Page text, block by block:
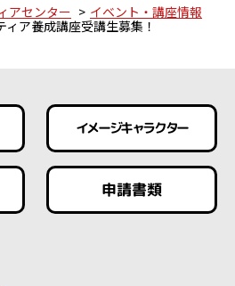
アセンター
イベント・講座情報
ア養成講座受講生募集！
イメージキャラクター
申請書類